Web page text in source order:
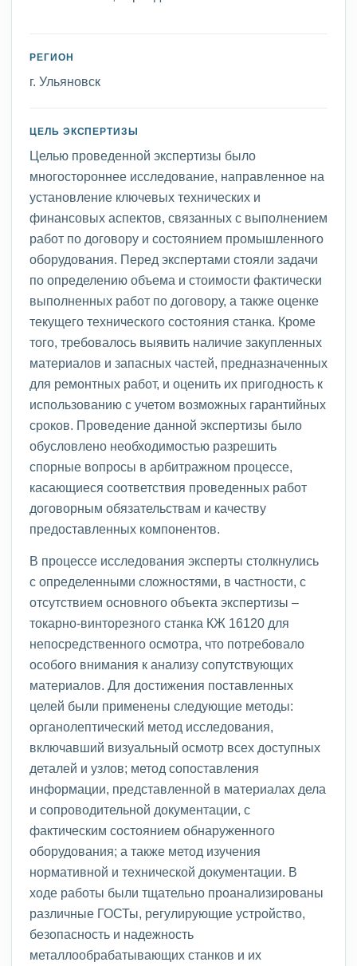
РЕГИОН
г. Ульяновск
ЦЕЛЬ ЭКСПЕРТИЗЫ
Целью проведенной экспертизы было
многостороннее исследование, направленное на
установление ключевых технических и
финансовых аспектов, связанных с выполнением
работ по договору и состоянием промышленного
оборудования. Перед экспертами стояли задачи
по определению объема и стоимости фактически
выполненных работ по договору, а также оценке
текущего технического состояния станка. Кроме
того, требовалось выявить наличие закупленных
материалов и запасных частей, предназначенных
для ремонтных работ, и оценить их пригодность к
использованию с учетом возможных гарантийных
сроков. Проведение данной экспертизы было
обусловлено необходимостью разрешить
спорные вопросы в арбитражном процессе,
касающиеся соответствия проведенных работ
договорным обязательствам и качеству
предоставленных компонентов.
В процессе исследования эксперты столкнулись
с определенными сложностями, в частности, с
отсутствием основного объекта экспертизы –
токарно-винторезного станка КЖ 16120 для
непосредственного осмотра, что потребовало
особого внимания к анализу сопутствующих
материалов. Для достижения поставленных
целей были применены следующие методы:
органолептический метод исследования,
включавший визуальный осмотр всех доступных
деталей и узлов; метод сопоставления
информации, представленной в материалах дела
и сопроводительной документации, с
фактическим состоянием обнаруженного
оборудования; а также метод изучения
нормативной и технической документации. В
ходе работы были тщательно проанализированы
различные ГОСТы, регулирующие устройство,
безопасность и надежность
металлообрабатывающих станков и их